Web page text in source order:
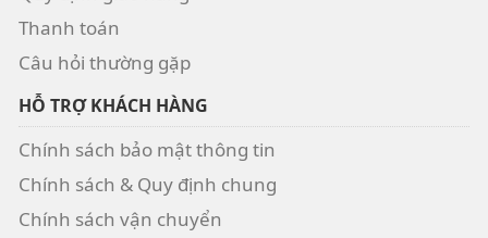
Thanh toán
Câu hỏi thường gặp
HỖ TRỢ KHÁCH HÀNG
Chính sách bảo mật thông tin
Chính sách & Quy định chung
Chính sách vận chuyển